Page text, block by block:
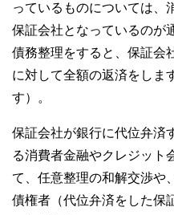
っているものについては、
保証会社となっているのが
債務整理をすると、保証会
に対して全額の返済をしま
す）。
保証会社が銀行に代位弁済
る消費者金融やクレジット
て、任意整理の和解交渉や
債権者（代位弁済をした保